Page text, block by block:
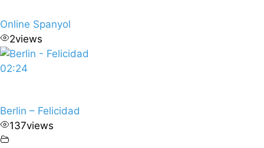
Online Spanyol
2views
02:24
Berlin – Felicidad
137views